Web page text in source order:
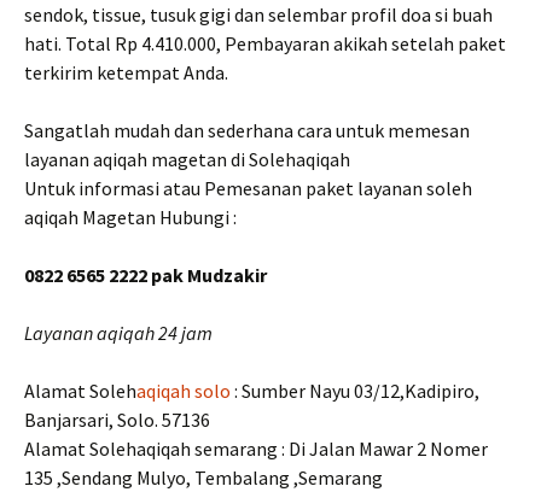
sendok, tissue, tusuk gigi dan selembar profil doa si buah
hati. Total Rp 4.410.000, Pembayaran akikah setelah paket
terkirim ketempat Anda.
Sangatlah mudah dan sederhana cara untuk memesan
layanan aqiqah magetan di Solehaqiqah
Untuk informasi atau Pemesanan paket layanan soleh
aqiqah Magetan Hubungi :
0822 6565 2222 pak Mudzakir
Layanan aqiqah 24 jam
Alamat Solehaqiqah solo : Sumber Nayu 03/12,Kadipiro,
Banjarsari, Solo. 57136
Alamat Solehaqiqah semarang : Di Jalan Mawar 2 Nomer
135 ,Sendang Mulyo, Tembalang ,Semarang